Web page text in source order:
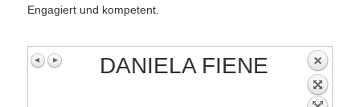
Engagiert und kompetent.
DANIELA FIENE